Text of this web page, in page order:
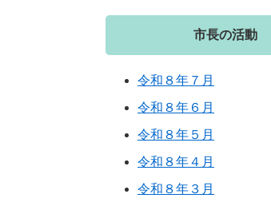
市長の活動
令和８年７月
令和８年６月
令和８年５月
令和８年４月
令和８年３月